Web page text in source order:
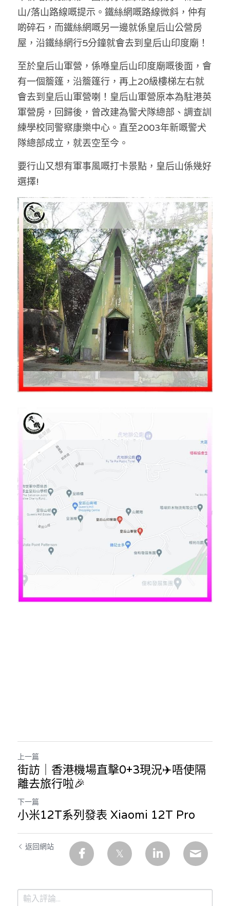
馮煒光專欄
趙處機專欄
KOL 精選
大衛sir專欄
曾子晴 - 晴深直說
龔靜儀大律師專欄
羅浚軒專欄
溫志倫專欄
汪明欣專欄
張美雄專欄
莊豪鋒專欄
香港科技專上書院｜專欄
關於我們
山/落山路線嘅提示。鐵絲網嘅路線微斜，仲有
啲碎石，而鐵絲網嘅另一邊就係皇后山公營房
屋，沿鐵絲網行5分鐘就會去到皇后山印度廟！
至於皇后山軍營，係喺皇后山印度廟嘅後面，會
有一個簷篷，沿簷篷行，再上20級樓梯左右就
會去到皇后山軍營喇！皇后山軍營原本為駐港英
軍營房，回歸後，曾改建為警犬隊總部、調查訓
練學校同警察康樂中心。直至2003年新嘅警犬
隊總部成立，就丟空至今。
要行山又想有軍事風嘅打卡景點，皇后山係幾好
選擇!
上一篇
街訪｜香港機場直擊0+3現況️✈️唔使隔
離去旅行啦🎉
下一篇
小米12T系列發表 Xiaomi 12T Pro
返回網站